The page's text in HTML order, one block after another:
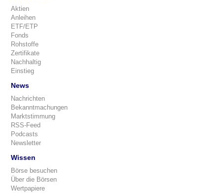
Aktien
Anleihen
ETF/ETP
Fonds
Rohstoffe
Zertifikate
Nachhaltig
Einstieg
News
Nachrichten
Bekanntmachungen
Marktstimmung
RSS-Feed
Podcasts
Newsletter
Wissen
Börse besuchen
Über die Börsen
Wertpapiere